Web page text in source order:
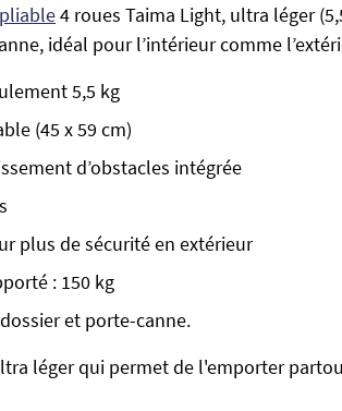
4 roues Taima Light, ultra léger
idéal pour l’intérieur comme
5,5 kg
(45 x 59 cm)
d’obstacles intégrée
plus de sécurité en extérieur
: 150 kg
et porte-canne.
léger qui permet de l'emporter